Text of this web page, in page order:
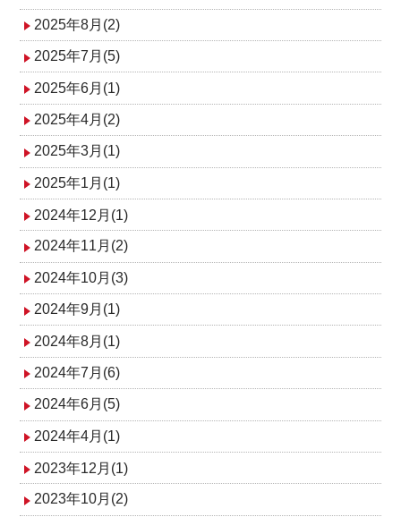
2025年8月(2)
2025年7月(5)
2025年6月(1)
2025年4月(2)
2025年3月(1)
2025年1月(1)
2024年12月(1)
2024年11月(2)
2024年10月(3)
2024年9月(1)
2024年8月(1)
2024年7月(6)
2024年6月(5)
2024年4月(1)
2023年12月(1)
2023年10月(2)